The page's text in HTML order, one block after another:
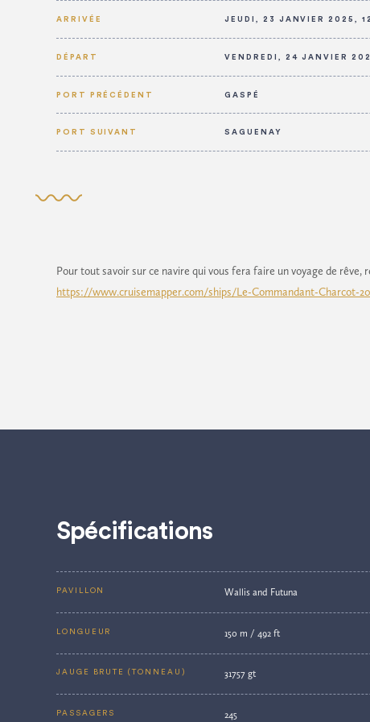
ARRIVÉE JEUDI, 23 JANVIER 2025,
DÉPART VENDREDI, 24 JANVIER
PORT PRÉCÉDENT GASPÉ
PORT SUIVANT SAGUENAY
Pour tout savoir sur ce navire qui vous fera faire un voyage de rêve,
https://www.cruisemapper.com/ships/Le-Commandant-Charcot-
Spécifications
PAVILLON Wallis and Futuna
LONGUEUR 150 m / 492 ft
JAUGE BRUTE (TONNEAU) 31757 gt
PASSAGERS 245